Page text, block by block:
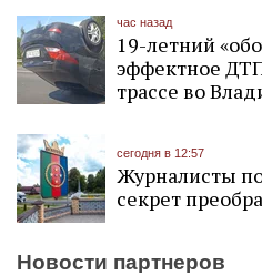
час назад
19-летний
эффектное
трассе во
сегодня в 12:57
Журналисты
секрет
Новости партнеров